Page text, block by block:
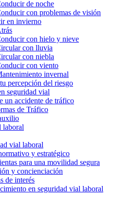
de noche
con problemas de visión
en invierno
con hielo y nieve
con lluvia
con niebla
con viento
invernal
percepción del riesgo
seguridad vial
un accidente de tráfico
de Tráfico
laboral
vial laboral
y estratégico
para una movilidad segura
y concienciación
de interés
en seguridad vial laboral